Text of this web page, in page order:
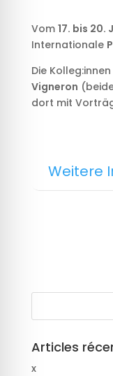
Vom 17. bis 20.
Internationale
Die Kolleg:innen
Vigneron
dort mit
Weitere
Articles
x